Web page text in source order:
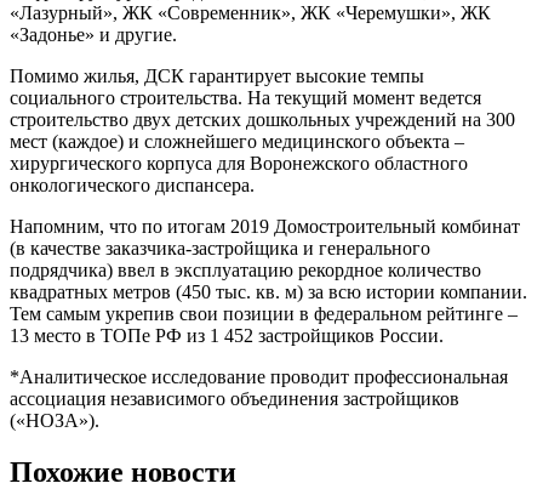
«Лазурный», ЖК «Современник», ЖК «Черемушки», ЖК
«Задонье» и другие.
Помимо жилья, ДСК гарантирует высокие темпы
социального строительства. На текущий момент ведется
строительство двух детских дошкольных учреждений на 300
мест (каждое) и сложнейшего медицинского объекта –
хирургического корпуса для Воронежского областного
онкологического диспансера.
Напомним, что по итогам 2019 Домостроительный комбинат
(в качестве заказчика-застройщика и генерального
подрядчика) ввел в эксплуатацию рекордное количество
квадратных метров (450 тыс. кв. м) за всю истории компании.
Тем самым укрепив свои позиции в федеральном рейтинге –
13 место в ТОПе РФ из 1 452 застройщиков России.
*Аналитическое исследование проводит профессиональная
ассоциация независимого объединения застройщиков
(«НОЗА»).
Похожие новости